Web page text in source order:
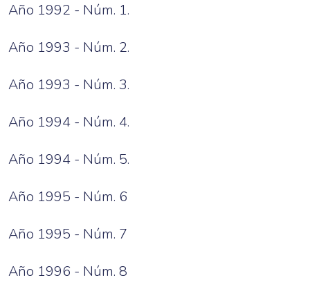
Año 1992 - Núm. 1.
Año 1993 - Núm. 2.
Año 1993 - Núm. 3.
Año 1994 - Núm. 4.
Año 1994 - Núm. 5.
Año 1995 - Núm. 6
Año 1995 - Núm. 7
Año 1996 - Núm. 8